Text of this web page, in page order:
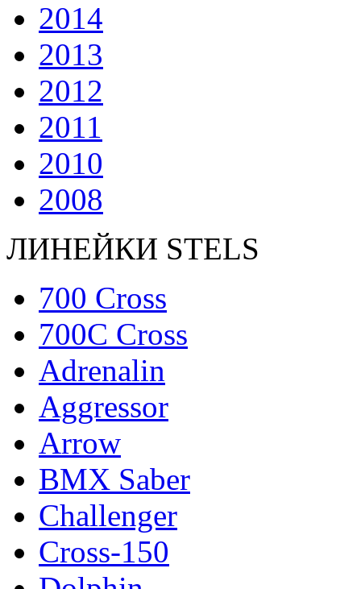
2014
2013
2012
2011
2010
2008
ЛИНЕЙКИ STELS
700 Cross
700C Cross
Adrenalin
Aggressor
Arrow
BMX Saber
Challenger
Cross-150